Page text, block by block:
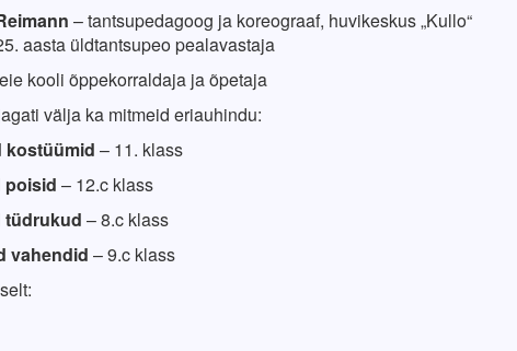
– tantsupedagoog ja koreograaf, huvikeskus „Kullo“
aasta üldtantsupeo pealavastaja
kooli õppekorraldaja ja õpetaja
välja ka mitmeid eriauhindu:
kostüümid – 11. klass
poisid – 12.c klass
tüdrukud – 8.c klass
vahendid – 9.c klass